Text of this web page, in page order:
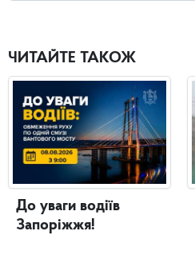
ЧИТАЙТЕ ТАКОЖ
До уваги водіїв
Запоріжжя!